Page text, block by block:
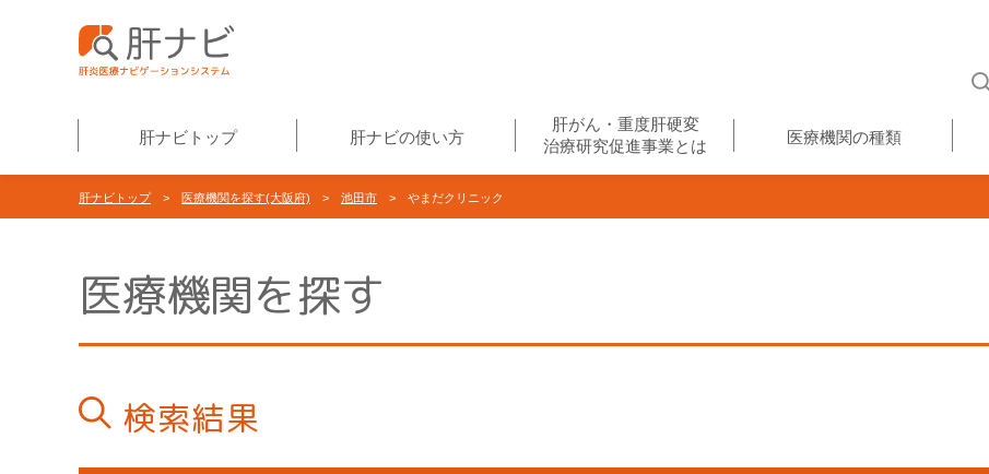
肝ナビトップ 肝ナビの使い方
肝がん・重度肝硬変
治療研究促進事業とは
医療機関の種類
肝ナビトップ> 医療機関を探す(大阪府) > 池田市 > やまだクリニック
医療機関を探す
検索結果